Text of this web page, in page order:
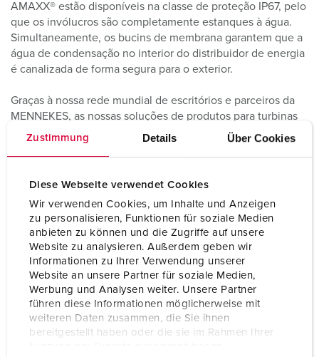
Zustimmung Details Über Cookies
Diese Webseite verwendet Cookies
Wir verwenden Cookies, um Inhalte und Anzeigen
zu personalisieren, Funktionen für soziale Medien
anbieten zu können und die Zugriffe auf unsere
Website zu analysieren. Außerdem geben wir
Informationen zu Ihrer Verwendung unserer
Website an unsere Partner für soziale Medien,
Werbung und Analysen weiter. Unsere Partner
führen diese Informationen möglicherweise mit
weiteren Daten zusammen, die Sie ihnen
bereitgestellt haben oder die sie im Rahmen Ihrer
AMAXX® estão disponíveis na classe de proteção IP67, pelo
que os invólucros são completamente estanques à água.
Simultaneamente, os bucins de membrana garantem que a
água de condensação no interior do distribuidor de energia
é canalizada de forma segura para o exterior.
Graças à nossa rede mundial de escritórios e parceiros da
MENNEKES, as nossas soluções de produtos para turbinas
eólicas estão disponíveis em qualquer parte do mundo.
A nossa gama do sector da energia eólica